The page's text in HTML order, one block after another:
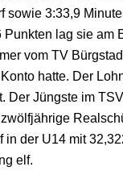
sowie 3:33,9
Punkten lag sie am
vom TV
hatte. Der
Der Jüngste im
in der U14 mit
elf.